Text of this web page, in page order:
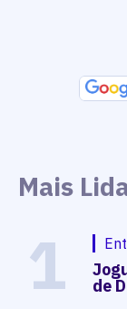
Mais
1 de